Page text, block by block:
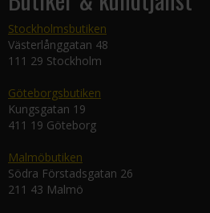
Stockholmsbutiken
Västerlånggatan 48
111 29 Stockholm
Göteborgsbutiken
Kungsgatan 19
411 19 Göteborg
Malmöbutiken
Södra Förstadsgatan 26
211 43 Malmö